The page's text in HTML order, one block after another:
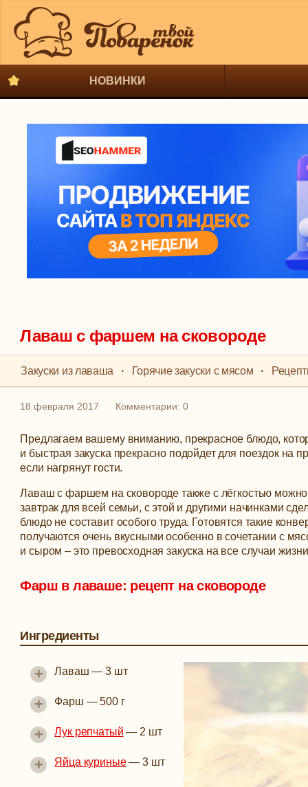
НОВИНКИ
Лаваш с фаршем на сковороде
Закуски из лаваша · Горячие закуски с мясом ·
18 февраля 2017 Комментарии: 0
Предлагаем вашему вниманию, прекрасное блюдо,
и быстрая закуска прекрасно подойдет для поездок на
если нагрянут гости.
Лаваш с фаршем на сковороде также с лёгкостью можно
завтрак для всей семьи, с этой и другими начинками
блюдо не составит особого труда. Готовятся такие
получаются очень вкусными особенно в сочетании с
и сыром – это превосходная закуска на все случаи
Фарш в лаваше: рецепт на сковороде
Ингредиенты
Лаваш —3 шт
+
Фарш —500 г
+
Лук репчатый — 2 шт
+
Яйца куриные—3 шт
+